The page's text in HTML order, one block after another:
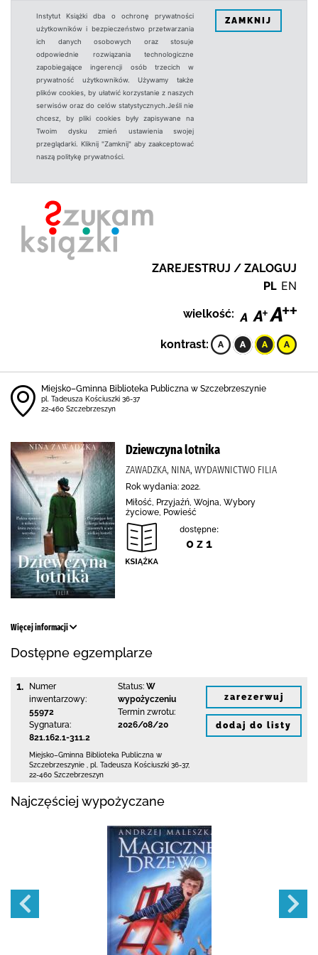
Instytut Książki dba o ochronę prywatności
użytkowników i bezpieczeństwo przetwarzania
ich danych osobowych oraz stosuje
odpowiednie rozwiązania technologiczne
zapobiegające ingerencji osób trzecich w
prywatność użytkowników. Używamy także
plików cookies, by ułatwić korzystanie z naszych
serwisów oraz do celów statystycznych.Jeśli nie
chcesz, by pliki cookies były zapisywane na
Twoim dysku zmień ustawienia swojej
przeglądarki. Kliknij "Zamknij" aby zaakceptować
naszą politykę prywatności.
ZAMKNIJ
ZAREJESTRUJ / ZALOGUJ
PL EN
wielkość:
kontrast:
Miejsko–Gminna Biblioteka Publiczna w Szczebrzeszynie
pl. Tadeusza Kościuszki 36-37
22-460 Szczebrzeszyn
Dziewczyna lotnika
ZAWADZKA, NINA, WYDAWNICTWO FILIA
Rok wydania: 2022.
Miłość, Przyjaźń, Wojna, Wybory
życiowe, Powieść
dostępne:
0 z 1
Więcej informacji
Dostępne egzemplarze
1.
Numer
inwentarzowy:
55972
Sygnatura:
821.162.1-311.2
Status: W
wypożyczeniu
Termin zwrotu:
2026/08/20
Miejsko–Gminna Biblioteka Publiczna w
Szczebrzeszynie
pl. Tadeusza Kościuszki 36-37,
22-460 Szczebrzeszyn
zarezerwuj
dodaj do listy
Najczęściej wypożyczane